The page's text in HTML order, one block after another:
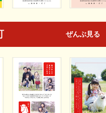
ぜんぶ見る